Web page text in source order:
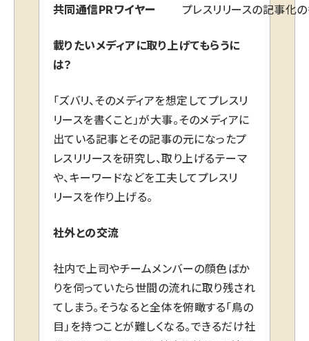
共同通信PRワイヤー
プレスリリースの記事化
載りたいメディアに取り上げてもらうに
は？
「ズバリ、そのメディアを想定してプレスリ
リースを書くこと」が大事。そのメディアに
出ている記事とその記事の元になったプ
レスリリースを研究し、取り上げるテーマ
や、キーワードなどを工夫してプレスリ
リースを作り上げる。
社外との交流
社内で上司やチームメンバーの顔色ばか
りを伺っていたら世間の流れに取り残され
てしまう。そうなると全体を俯瞰する「鳥の
目」を持つことが難しくなる。できるだけ社